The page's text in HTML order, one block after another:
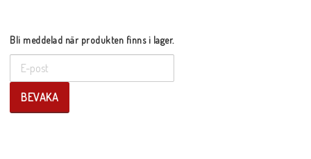
Bli meddelad när produkten finns i lager.
BEVAKA